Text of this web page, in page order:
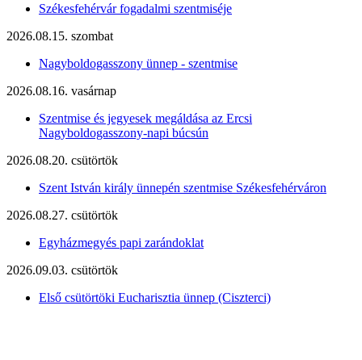
Székesfehérvár fogadalmi szentmiséje
2026.08.15. szombat
Nagyboldogasszony ünnep - szentmise
2026.08.16. vasárnap
Szentmise és jegyesek megáldása az Ercsi
Nagyboldogasszony-napi búcsún
2026.08.20. csütörtök
Szent István király ünnepén szentmise Székesfehérváron
2026.08.27. csütörtök
Egyházmegyés papi zarándoklat
2026.09.03. csütörtök
Első csütörtöki Eucharisztia ünnep (Ciszterci)